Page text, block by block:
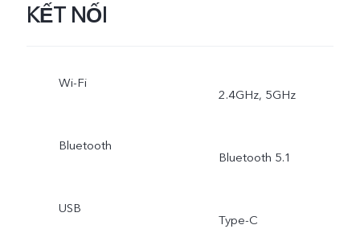
KẾT NỐI
Wi-Fi
2.4GHz, 5GHz
Bluetooth
Bluetooth 5.1
USB
Type-C